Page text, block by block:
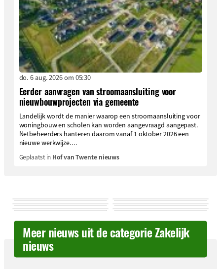
do. 6 aug. 2026 om 05:30
Eerder aanvragen van stroomaansluiting voor
nieuwbouwprojecten via gemeente
Landelijk wordt de manier waarop een stroomaansluiting voor
woningbouw en scholen kan worden aangevraagd aangepast.
Netbeheerders hanteren daarom vanaf 1 oktober 2026 een
nieuwe werkwijze....
Geplaatst in Hof van Twente nieuws
Meer nieuws uit de categorie Zakelijk
nieuws